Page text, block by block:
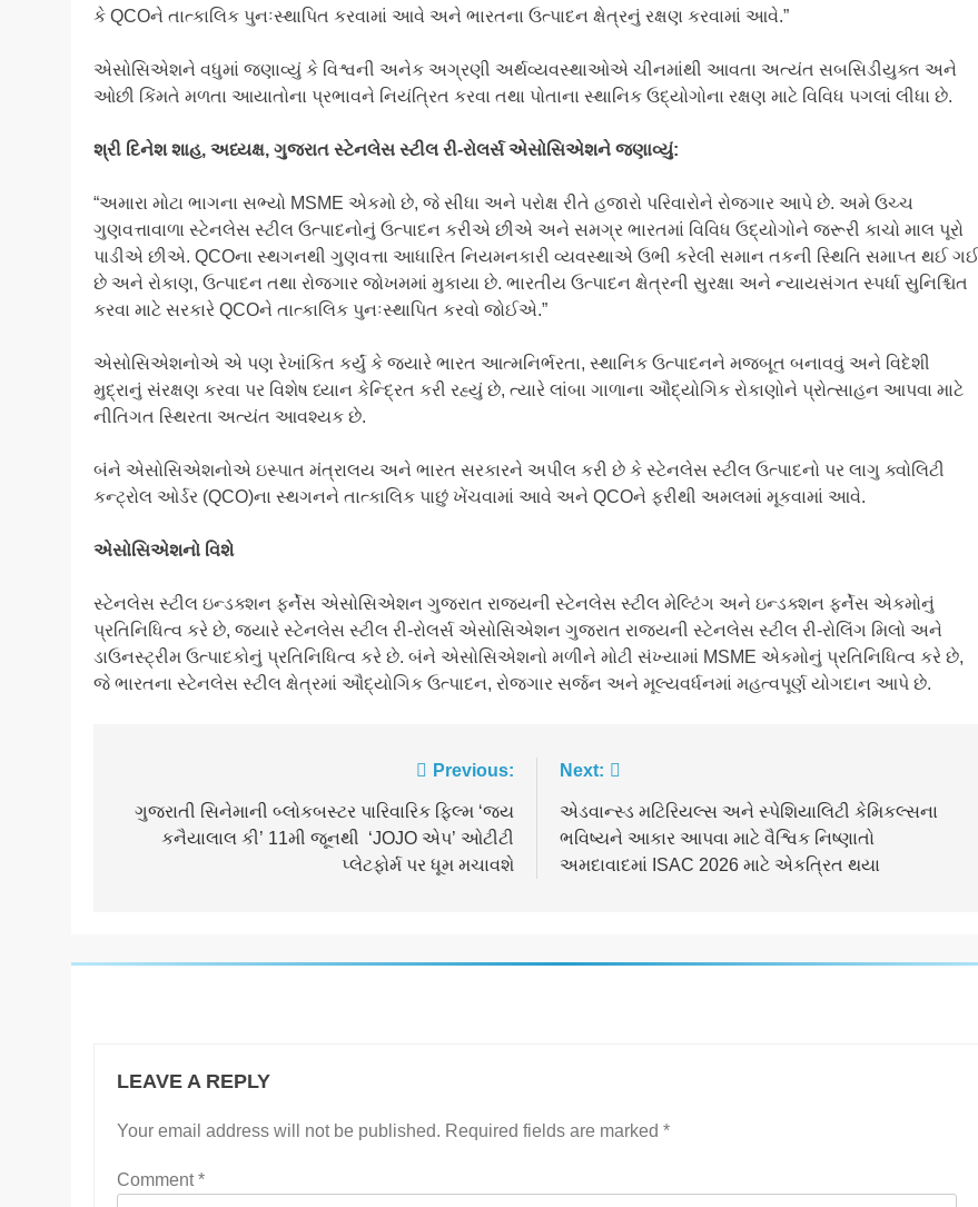
કે QCOને તાત્કાલિક પુનઃસ્થાપિત કરવામાં આવે અને ભારતના ઉત્પાદન ક્ષેત્રનું રક્ષણ કરવામાં આવે.”
એસોસિએશને વધુમાં જણાવ્યું કે વિશ્વની અનેક અગ્રણી અર્થવ્યવસ્થાઓએ ચીનમાંથી આવતા અત્યંત સબસિડીયુક્ત અને
ઓછી કિંમતે મળતા આયાતોના પ્રભાવને નિયંત્રિત કરવા તથા પોતાના સ્થાનિક ઉદ્યોગોના રક્ષણ માટે વિવિધ પગલાં લીધા છે.
શ્રી દિનેશશાહ, અધ્યક્ષ, ગુજરાત સ્ટેનલેસ સ્ટીલ રી-રોલર્સએસોસિએશને જણાવ્યું:
“અમારા મોટા ભાગના સભ્યો MSME એકમો છે, જે સીધા અને પરોક્ષ રીતે હજારો પરિવારોને રોજગાર આપે છે. અમે ઉચ્ચ
ગુણવત્તાવાળા સ્ટેનલેસ સ્ટીલ ઉત્પાદનોનું ઉત્પાદન કરીએ છીએ અને સમગ્ર ભારતમાં વિવિધ ઉદ્યોગોને જરૂરી કાચો માલ પૂરો
પાડીએ છીએ. QCOના સ્થગનથી ગુણવત્તા આધારિત નિયમનકારી વ્યવસ્થાએ ઉભી કરેલી સમાન તકની સ્થિતિ સમાપ્ત થઈ ગઈ
છે અને રોકાણ, ઉત્પાદન તથા રોજગાર જોખમમાં મુકાયા છે. ભારતીય ઉત્પાદન ક્ષેત્રની સુરક્ષા અને ન્યાયસંગત સ્પર્ધા સુનિશ્ચિત
કરવા માટે સરકારે QCOને તાત્કાલિક પુનઃસ્થાપિત કરવો જોઈએ.”
એસોસિએશનોએ એ પણ રેખાંકિત કર્યું કે જ્યારે ભારત આત્મનિર્ભરતા, સ્થાનિક ઉત્પાદનને મજબૂત બનાવવું અને વિદેશી
મુદ્રાનું સંરક્ષણ કરવા પર વિશેષ ધ્યાન કેન્દ્રિત કરી રહ્યું છે, ત્યારે લાંબા ગાળાના ઔદ્યોગિક રોકાણોને પ્રોત્સાહન આપવા માટે
નીતિગત સ્થિરતા અત્યંત આવશ્યક છે.
બંને એસોસિએશનોએ ઇસ્પાત મંત્રાલય અને ભારત સરકારને અપીલ કરી છે કે સ્ટેનલેસ સ્ટીલ ઉત્પાદનો પર લાગુ ક્વોલિટી
કન્ટ્રોલ ઓર્ડર (QCO)ના સ્થગનને તાત્કાલિક પાછું ખેંચવામાં આવે અને QCOને ફરીથી અમલમાં મૂકવામાં આવે.
એસોસિએશનો વિશે
સ્ટેનલેસ સ્ટીલ ઇન્ડક્શન ફર્નેસ એસોસિએશન ગુજરાત રાજ્યની સ્ટેનલેસ સ્ટીલ મેલ્ટિંગ અને ઇન્ડક્શન ફર્નેસ એકમોનું
પ્રતિનિધિત્વ કરે છે, જ્યારે સ્ટેનલેસ સ્ટીલ રી-રોલર્સ એસોસિએશન ગુજરાત રાજ્યની સ્ટેનલેસ સ્ટીલ રી-રોલિંગ મિલો અને
ડાઉનસ્ટ્રીમ ઉત્પાદકોનું પ્રતિનિધિત્વ કરે છે. બંને એસોસિએશનો મળીને મોટી સંખ્યામાં MSME એકમોનું પ્રતિનિધિત્વ કરે છે,
જે ભારતના સ્ટેનલેસ સ્ટીલ ક્ષેત્રમાં ઔદ્યોગિક ઉત્પાદન, રોજગાર સર્જન અને મૂલ્યવર્ધનમાં મહત્વપૂર્ણ યોગદાન આપે છે.
navigation
Previous:
ગુજરાતી સિનેમાની બ્લોકબસ્ટર પારિવારિક ફિલ્મ ‘જય
કનૈયાલાલ કી’ 11મી જૂનથી ‘JOJO એપ’ ઓટીટી
પ્લેટફોર્મ પર ધૂમ મચાવશે
Next:
એડવાન્સ્ડ મટિરિયલ્સ અને સ્પેશિયાલિટી કેમિકલ્સના
ભવિષ્યને આકાર આપવા માટે વૈશ્વિક નિષ્ણાતો
અમદાવાદમાં ISAC 2026 માટે એકત્રિત થયા
LEAVE A REPLY
Your email address will not be published. Required fields are marked *
Comment*